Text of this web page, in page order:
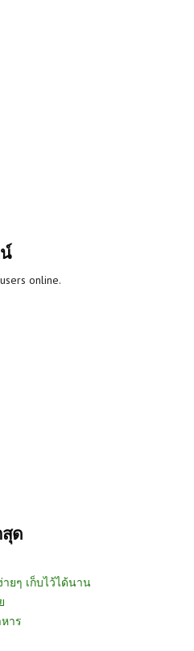
online.
สุด
ยๆ เก็บไว้ได้นาน
าร